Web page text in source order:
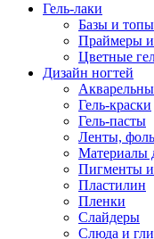
Гель-лаки
Базы и топы
Праймеры и
Цветные
Дизайн ногтей
Гель-краски
Гель-пасты
Ленты,
Материалы
Пигменты
Пластилин
Пленки
Слайдеры
Слюда и